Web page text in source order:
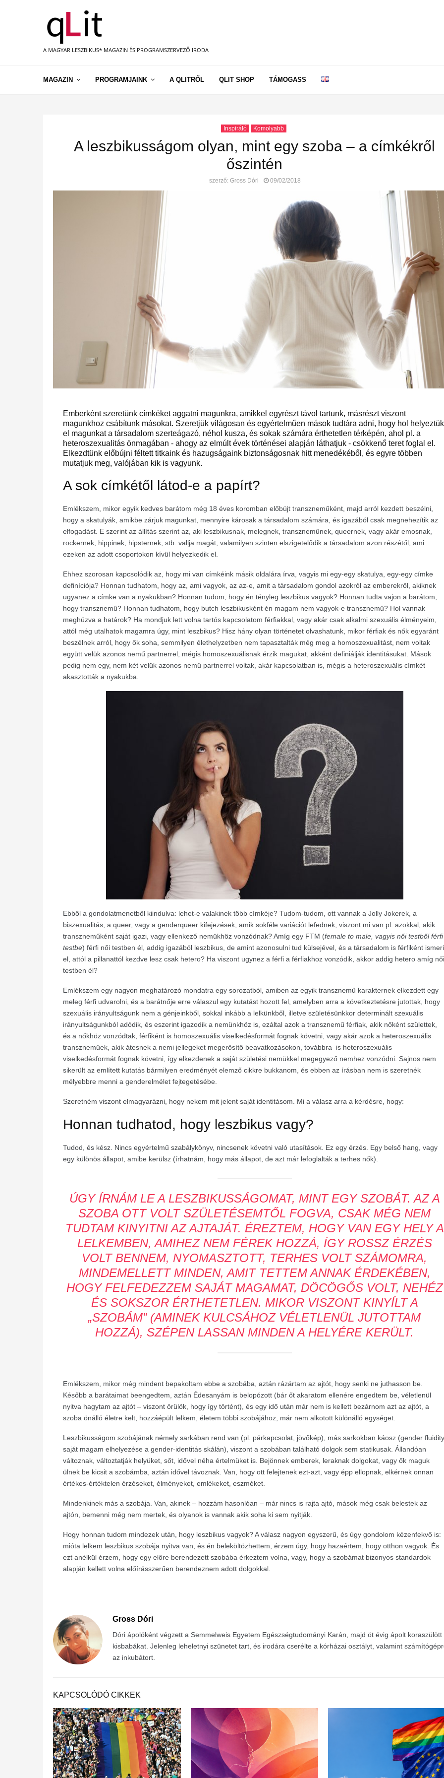
A MAGYAR LESZBIKUS* MAGAZIN ÉS PROGRAMSZERVEZŐ IRODA
MAGAZIN PROGRAMJAINK A QLITRŐL QLIT SHOP TÁMOGASS
Inspiráló Komolyabb
A leszbikusságom olyan, mint egy szoba – a címkékről
őszintén
szerző: Gross Dóri 09/02/2018
Emberként szeretünk címkéket aggatni magunkra, amikkel egyrészt távol tartunk, másrészt viszont
magunkhoz csábítunk másokat. Szeretjük világosan és egyértelműen mások tudtára adni, hogy hol helyeztük
el magunkat a társadalom szerteágazó, néhol kusza, és sokak számára érthetetlen térképén, ahol pl. a
heteroszexualitás önmagában - ahogy az elmúlt évek történései alapján láthatjuk - csökkenő teret foglal el.
Elkezdtünk előbújni féltett titkaink és hazugságaink biztonságosnak hitt menedékéből, és egyre többen
mutatjuk meg, valójában kik is vagyunk.
A sok címkétől látod-e a papírt?
Emlékszem, mikor egyik kedves barátom még 18 éves koromban előbújt transzneműként, majd arról kezdett beszélni,
hogy a skatulyák, amikbe zárjuk magunkat, mennyire károsak a társadalom számára, és igazából csak megnehezítik az
elfogadást. E szerint az állítás szerint az, aki leszbikusnak, melegnek, transzneműnek, queernek, vagy akár emosnak,
rockernek, hippinek, hipsternek, stb. vallja magát, valamilyen szinten elszigetelődik a társadalom azon részétől, ami
ezeken az adott csoportokon kívül helyezkedik el.
Ehhez szorosan kapcsolódik az, hogy mi van címkéink másik oldalára írva, vagyis mi egy-egy skatulya, egy-egy címke
definíciója? Honnan tudhatom, hogy az, ami vagyok, az az-e, amit a társadalom gondol azokról az emberekről, akiknek
ugyanez a címke van a nyakukban? Honnan tudom, hogy én tényleg leszbikus vagyok? Honnan tudta vajon a barátom,
hogy transznemű? Honnan tudhatom, hogy butch leszbikusként én magam nem vagyok-e transznemű? Hol vannak
meghúzva a határok? Ha mondjuk lett volna tartós kapcsolatom férfiakkal, vagy akár csak alkalmi szexuális élményeim,
attól még utalhatok magamra úgy, mint leszbikus? Hisz hány olyan történetet olvashatunk, mikor férfiak és nők egyaránt
beszélnek arról, hogy ők soha, semmilyen élethelyzetben nem tapasztalták még meg a homoszexualitást, nem voltak
együtt velük azonos nemű partnerrel, mégis homoszexuálisnak érzik magukat, akként definiálják identitásukat. Mások
pedig nem egy, nem két velük azonos nemű partnerrel voltak, akár kapcsolatban is, mégis a heteroszexuális címkét
akasztották a nyakukba.
Ebből a gondolatmenetből kiindulva: lehet-e valakinek több címkéje? Tudom-tudom, ott vannak a Jolly Jokerek, a
biszexualitás, a queer, vagy a genderqueer kifejezések, amik sokféle variációt lefednek, viszont mi van pl. azokkal, akik
transzneműként saját igazi, vagy ellenkező nemükhöz vonzódnak? Amíg egy FTM (female to male, vagyis női testből férfi
testbe) férfi női testben él, addig igazából leszbikus, de amint azonosulni tud külsejével, és a társadalom is férfiként ismeri
el, attól a pillanattól kezdve lesz csak hetero? Ha viszont ugynez a férfi a férfiakhoz vonzódik, akkor addig hetero amíg női
testben él?
Emlékszem egy nagyon meghatározó mondatra egy sorozatból, amiben az egyik transznemű karakternek elkezdett egy
meleg férfi udvarolni, és a barátnője erre válaszul egy kutatást hozott fel, amelyben arra a következtetésre jutottak, hogy
szexuális irányultságunk nem a génjeinkből, sokkal inkább a lelkünkből, illetve születésünkkor determinált szexuális
irányultságunkból adódik, és eszerint igazodik a nemünkhöz is, ezáltal azok a transznemű férfiak, akik nőként születtek,
és a nőkhöz vonzódtak, férfiként is homoszexuális viselkedésformát fognak követni, vagy akár azok a heteroszexuális
transzneműek, akik átesnek a nemi jellegeket megerősítő beavatkozásokon, továbbra is heteroszexuális
viselkedésformát fognak követni, így elkezdenek a saját születési nemükkel megegyező nemhez vonzódni. Sajnos nem
sikerült az említett kutatás bármilyen eredményét elemző cikkre bukkanom, és ebben az írásban nem is szeretnék
mélyebbre menni a genderelmélet fejtegetésébe.
Szeretném viszont elmagyarázni, hogy nekem mit jelent saját identitásom. Mi a válasz arra a kérdésre, hogy:
Honnan tudhatod, hogy leszbikus vagy?
Tudod, és kész. Nincs egyértelmű szabálykönyv, nincsenek követni való utasítások. Ez egy érzés. Egy belső hang, vagy
egy különös állapot, amibe kerülsz (írhatnám, hogy más állapot, de azt már lefoglalták a terhes nők).
ÚGY ÍRNÁM LE A LESZBIKUSSÁGOMAT, MINT EGY SZOBÁT. AZ A
SZOBA OTT VOLT SZÜLETÉSEMTŐL FOGVA, CSAK MÉG NEM
TUDTAM KINYITNI AZ AJTAJÁT. ÉREZTEM, HOGY VAN EGY HELY A
LELKEMBEN, AMIHEZ NEM FÉREK HOZZÁ, ÍGY ROSSZ ÉRZÉS
VOLT BENNEM, NYOMASZTOTT, TERHES VOLT SZÁMOMRA,
MINDEMELLETT MINDEN, AMIT TETTEM ANNAK ÉRDEKÉBEN,
HOGY FELFEDEZZEM SAJÁT MAGAMAT, DÖCÖGŐS VOLT, NEHÉZ
ÉS SOKSZOR ÉRTHETETLEN. MIKOR VISZONT KINYÍLT A
„SZOBÁM” (AMINEK KULCSÁHOZ VÉLETLENÜL JUTOTTAM
HOZZÁ), SZÉPEN LASSAN MINDEN A HELYÉRE KERÜLT.
Emlékszem, mikor még mindent bepakoltam ebbe a szobába, aztán rázártam az ajtót, hogy senki ne juthasson be.
Később a barátaimat beengedtem, aztán Édesanyám is belopózott (bár őt akaratom ellenére engedtem be, véletlenül
nyitva hagytam az ajtót – viszont örülök, hogy így történt), és egy idő után már nem is kellett bezárnom azt az ajtót, a
szoba önálló életre kelt, hozzáépült lelkem, életem többi szobájához, már nem alkotott különálló egységet.
Leszbikusságom szobájának némely sarkában rend van (pl. párkapcsolat, jövőkép), más sarkokban káosz (gender
saját magam elhelyezése a gender-identitás skálán), viszont a szobában található dolgok sem statikusak. Állandóan
változnak, változtatják helyüket, sőt, idővel néha értelmüket is. Bejönnek emberek, leraknak dolgokat, vagy ők maguk
ülnek be kicsit a szobámba, aztán idővel távoznak. Van, hogy ott felejtenek ezt-azt, vagy épp ellopnak, elkérnek onnan
értékes-értéktelen érzéseket, élményeket, emlékeket, eszméket.
Mindenkinek más a szobája. Van, akinek – hozzám hasonlóan – már nincs is rajta ajtó, mások még csak belestek az
ajtón, bemenni még nem mertek, és olyanok is vannak akik soha ki sem nyitják.
Hogy honnan tudom mindezek után, hogy leszbikus vagyok? A válasz nagyon egyszerű, és úgy gondolom kézenfekvő is:
mióta lelkem leszbikus szobája nyitva van, és én beleköltözhettem, érzem úgy, hogy hazaértem, hogy otthon vagyok. És
ezt anélkül érzem, hogy egy előre berendezett szobába érkeztem volna, vagy, hogy a szobámat bizonyos standardok
alapján kellett volna előírásszerűen berendeznem adott dolgokkal.
Gross Dóri
Dóri ápolóként végzett a Semmelweis Egyetem Egészségtudományi Karán, majd öt évig ápolt koraszülött
kisbabákat. Jelenleg leheletnyi szünetet tart, és irodára cserélte a kórházai osztályt, valamint
az inkubátort.
KAPCSOLÓDÓ CIKKEK